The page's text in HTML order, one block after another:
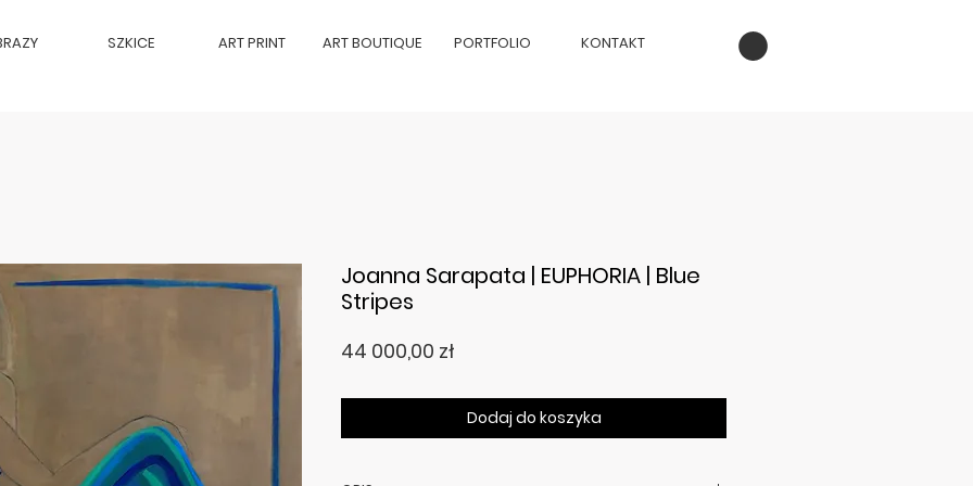
SZKICE ART PRINT ART BOUTIQUE PORTFOLIO KONTAKT
Joanna Sarapata | EUPHORIA | Blue
Stripes
44 000,00 zł
Dodaj do koszyka